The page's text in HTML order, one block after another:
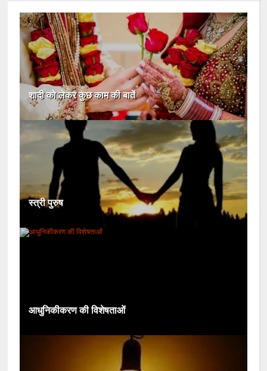
शादी को लेकर कुछ काम की बातें
स्त्री पुरुष
आधुनिकीकरण की विशेषताओं